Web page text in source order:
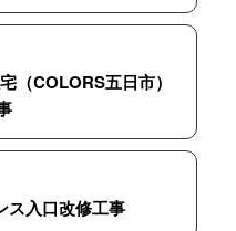
（COLORS五日市）
ス入口改修工事